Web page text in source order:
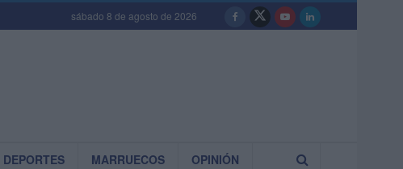
sábado 8 de agosto de 2026
DEPORTES MARRUECOS OPINIÓN